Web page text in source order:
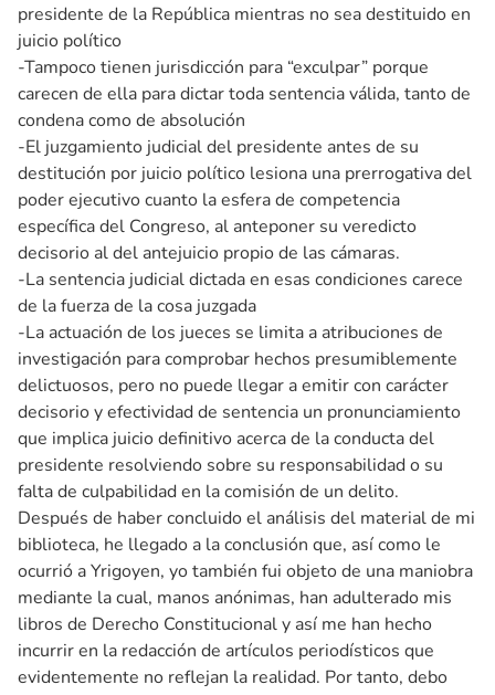
presidente de la República mientras no sea destituido en
juicio político
-Tampoco tienen jurisdicción para “exculpar” porque
carecen de ella para dictar toda sentencia válida, tanto de
condena como de absolución
-El juzgamiento judicial del presidente antes de su
destitución por juicio político lesiona una prerrogativa del
poder ejecutivo cuanto la esfera de competencia
específica del Congreso, al anteponer su veredicto
decisorio al del antejuicio propio de las cámaras.
-La sentencia judicial dictada en esas condiciones carece
de la fuerza de la cosa juzgada
-La actuación de los jueces se limita a atribuciones de
investigación para comprobar hechos presumiblemente
delictuosos, pero no puede llegar a emitir con carácter
decisorio y efectividad de sentencia un pronunciamiento
que implica juicio definitivo acerca de la conducta del
presidente resolviendo sobre su responsabilidad o su
falta de culpabilidad en la comisión de un delito.
Después de haber concluido el análisis del material de mi
biblioteca, he llegado a la conclusión que, así como le
ocurrió a Yrigoyen, yo también fui objeto de una maniobra
mediante la cual, manos anónimas, han adulterado mis
libros de Derecho Constitucional y así me han hecho
incurrir en la redacción de artículos periodísticos que
evidentemente no reflejan la realidad. Por tanto, debo